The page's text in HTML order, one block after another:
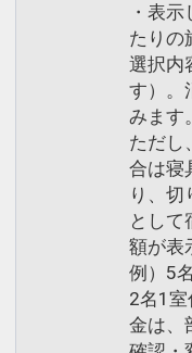
・表
たりの
選択内
す）。
みます。
ただし
合は寝
り、切
として
額が表
例）5
2名1
金は、